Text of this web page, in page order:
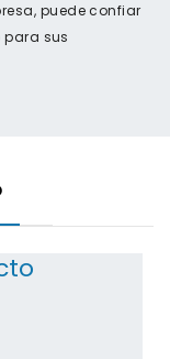
puede confiar
sus